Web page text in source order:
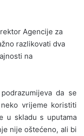
Agencije za
razlikovati dva
na
da se
vrijeme koristiti
u skladu s uputama
nije oštećeno, ali bi